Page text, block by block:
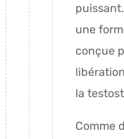
une
conçue
la
Comme